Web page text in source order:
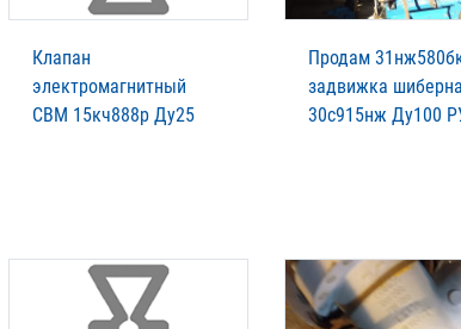
Клапан
электромагнитный
СВМ 15кч888р Ду25
Продам
задвижка
30с915нж Ду100